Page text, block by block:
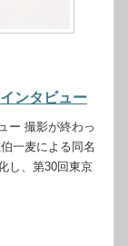
ンタビュー
ー 撮影が終わっ
一麦による同名
し、第30回東京